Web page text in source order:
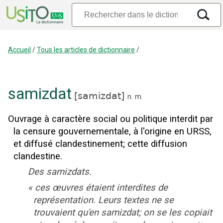
Accueil /Tous les articles de dictionnaire /
samizdat [samizdat] n. m.
Ouvrage à caractère social ou politique interdit par
la censure gouvernementale, à l'origine en URSS,
et diffusé clandestinement; cette diffusion
clandestine.
Des samizdats.
« ces œuvres étaient interdites de
représentation. Leurs textes ne se
trouvaient qu'en samizdat; on se les copiait